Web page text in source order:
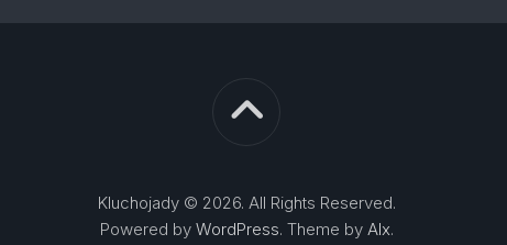
Kluchojady © 2026. All Rights Reserved.
Powered by WordPress. Theme by Alx.